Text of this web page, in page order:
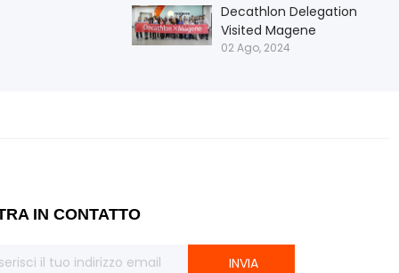
Decathlon Delegation
Visited Magene
02 Ago, 2024
IN CONTATTO
INVIA